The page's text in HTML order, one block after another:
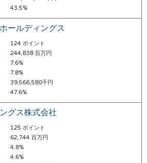
43.5%
ールディングス
124 ポイント
244,838 百万円
7.6%
7.8%
39,566,580千円
47.6%
グス株式会社
125 ポイント
62,744 百万円
4.8%
4.6%